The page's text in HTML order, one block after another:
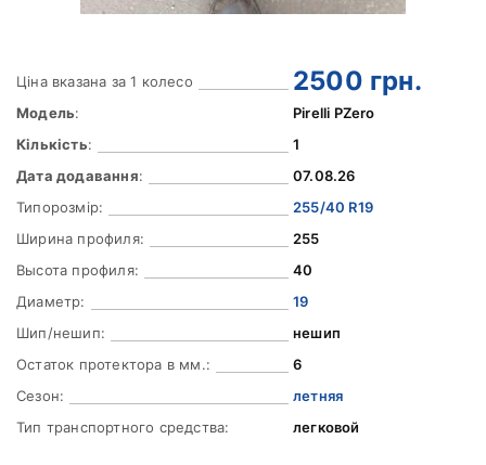
Ціна вказана за 1 колесо 2500 грн.
Модель:
Pirelli PZero
Кількість:
1
Дата додавання:
07.08.26
Типорозмір:
255/40 R19
Ширина профиля:
255
Высота профиля:
40
Диаметр:
19
Шип/нешип:
нешип
Остаток протектора в мм.:
6
Сезон:
летняя
Тип транспортного средства:
легковой